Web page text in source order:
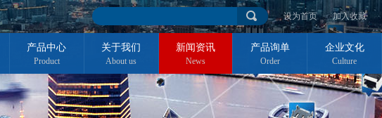
设为首页 加入收藏
产品中心
Product
关于我们
About us
新闻资讯
News
产品询单
Order
企业文化
Culture